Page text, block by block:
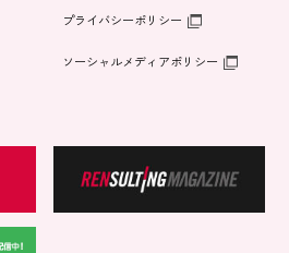
プライバシーポリシー
ソーシャルメディアポリシー